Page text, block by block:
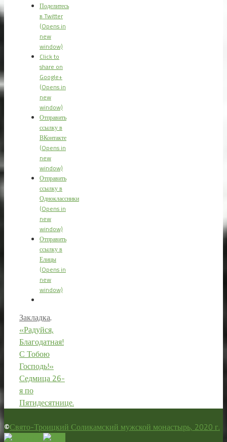
Поделитесь
в Twitter
(Opens in
new
window)
Click to
share on
Google+
(Opens in
new
window)
Отправить
ссылку в
ВКонтакте
(Opens in
new
window)
Отправить
ссылку в
Одноклассники
(Opens in
new
window)
Отправить
ссылку в
Елицы
(Opens in
new
window)
Закладка.
«Радуйся,
Благодатная!
С Тобою
Господь!»
Седмица 26-
я по
Пятидесятнице.
©Свято-Троицкий Соликамский мужской монастырь, 2020 г.